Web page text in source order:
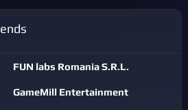
FUN labs Romania S.R.L.
GameMill Entertainment